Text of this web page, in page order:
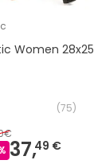
Women 28x25
(75)
37,49 €